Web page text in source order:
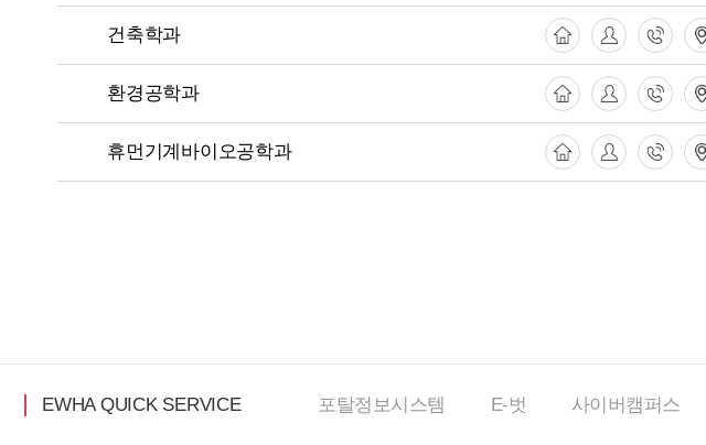
건축학과
환경공학과
휴먼기계바이오공학과
EWHA QUICK SERVICE 포탈정보시스템 E-벗 사이버캠퍼스